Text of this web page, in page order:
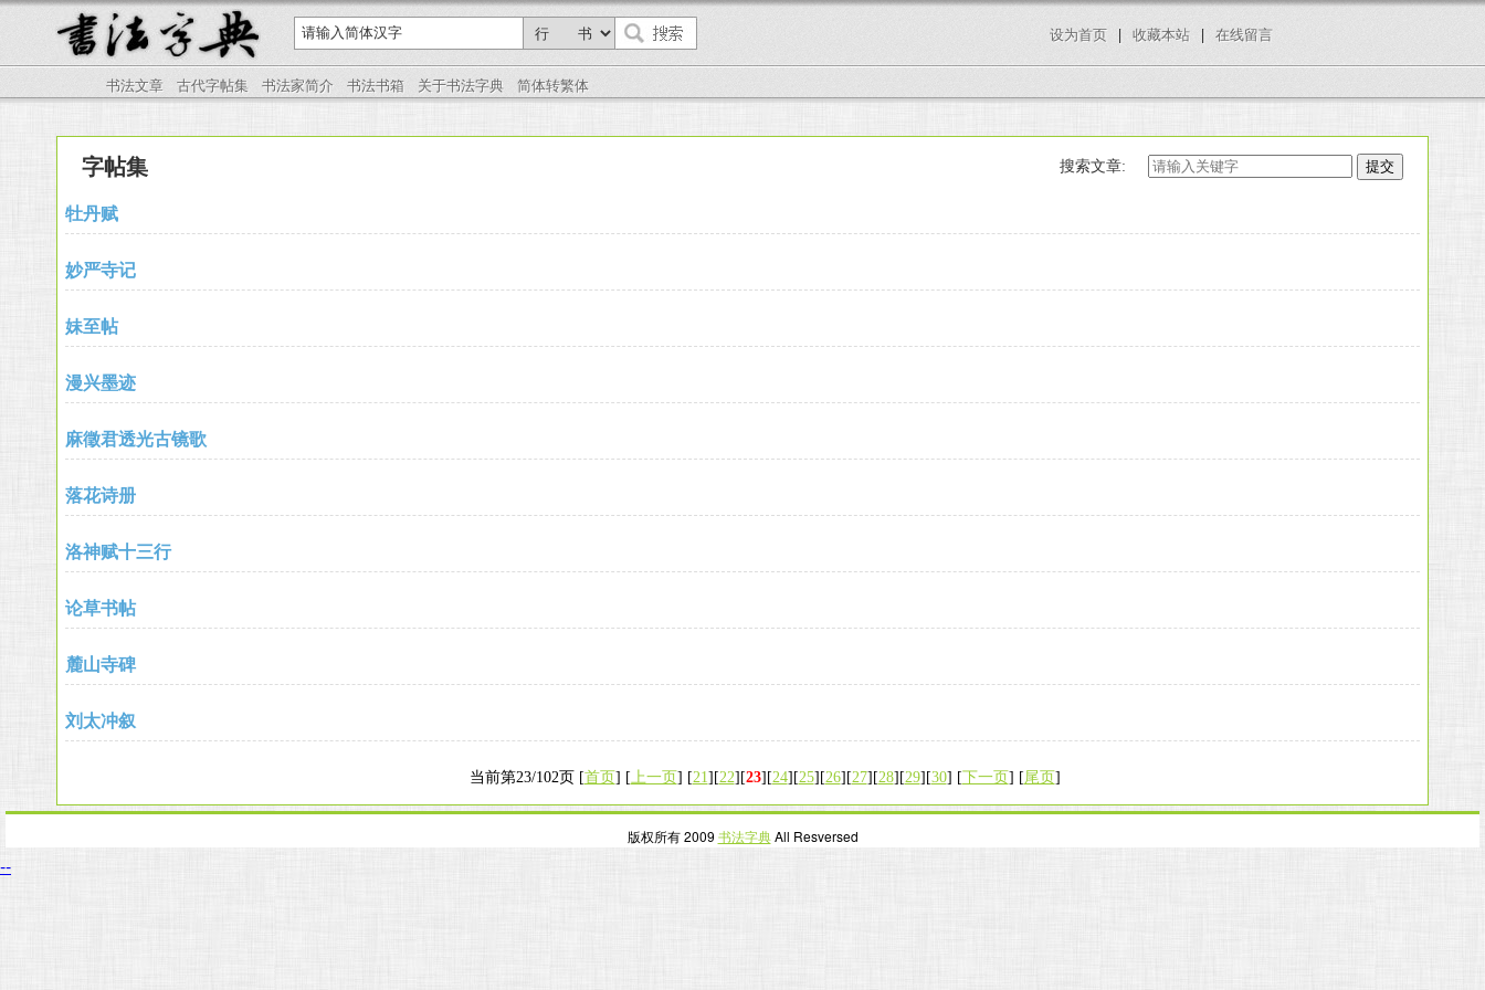
设为首页 | 收藏本站 | 在线留言
书法文章 古代字帖集 书法家简介 书法书箱 关于书法字典 简体转繁体
字帖集 搜索文章:
牡丹赋
妙严寺记
妹至帖
漫兴墨迹
麻徵君透光古镜歌
落花诗册
洛神赋十三行
论草书帖
麓山寺碑
刘太冲叙
当前第23/102页 [首页] [上一页] [21][22][23][24][25][26][27][28][29][30] [下一页] [尾页]
版权所有 2009 书法字典All Resversed
--